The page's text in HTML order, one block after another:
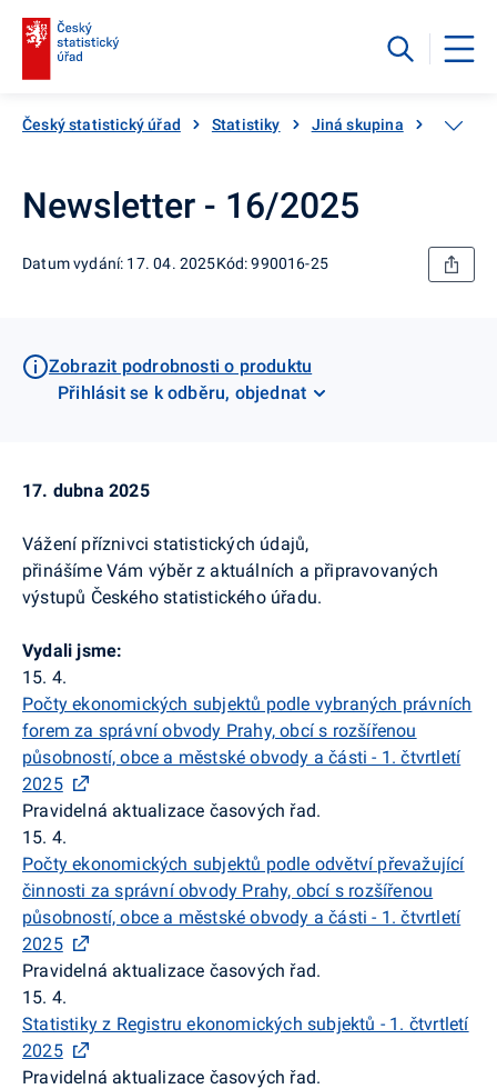
Český statistický úřad Statistiky Jiná skupina
Newsletter - 16/2025
Datum vydání: 17. 04. 2025Kód: 990016-25
Zobrazit podrobnosti o produktu
Přihlásit se k odběru, objednat
17. dubna 2025
Vážení příznivci statistických údajů,
přinášíme Vám výběr z aktuálních a připravovaných
výstupů Českého statistického úřadu.
Vydali jsme:
15. 4.
Počty ekonomických subjektů podle vybraných právních
forem za správní obvody Prahy, obcí s rozšířenou
působností, obce a městské obvody a části - 1. čtvrtletí
2025
Pravidelná aktualizace časových řad.
15. 4.
Počty ekonomických subjektů podle odvětví převažující
činnosti za správní obvody Prahy, obcí s rozšířenou
působností, obce a městské obvody a části - 1. čtvrtletí
2025
Pravidelná aktualizace časových řad.
15. 4.
Statistiky z Registru ekonomických subjektů - 1. čtvrtletí
2025
Pravidelná aktualizace časových řad.